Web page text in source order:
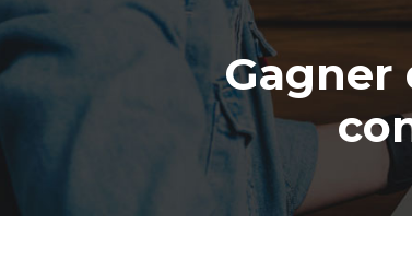
Gagner